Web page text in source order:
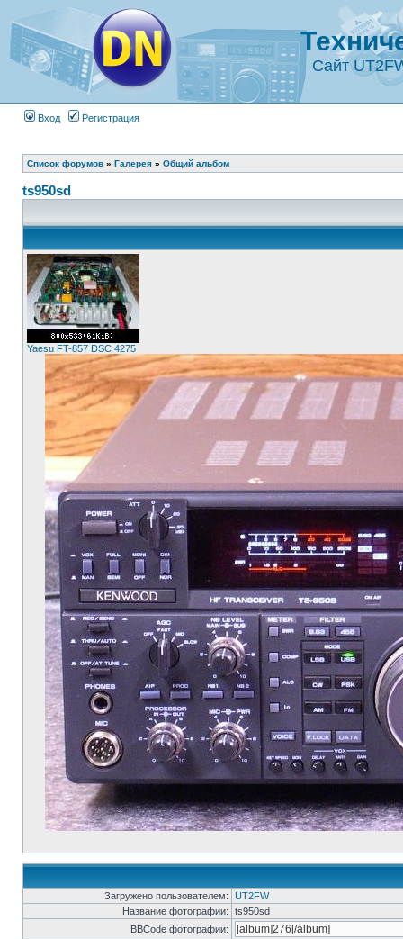
Сайт
Вход Регистрация
Список форумов » Галерея » Общий альбом
ts950sd
Yaesu FT-857 DSC 4275
Загружено пользователем:
UT2FW
Название фотографии:
ts950sd
BBCode фотографии: